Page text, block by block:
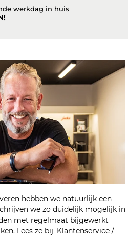
werkdag in huis
hebben we natuurlijk een
we zo duidelijk mogelijk in
met regelmaat bijgewerkt
Lees ze bij 'Klantenservice /